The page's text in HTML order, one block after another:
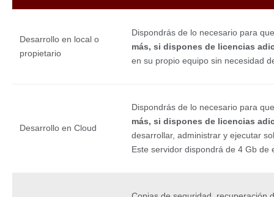
Desarrollo en local o
propietario
Dispondrás de lo necesario para
más, si dispones de licencias
en su propio equipo sin necesidad
Desarrollo en Cloud
Dispondrás de lo necesario para
más, si dispones de licencias
desarrollar, administrar y ejecutar
Este servidor dispondrá de 4 Gb de